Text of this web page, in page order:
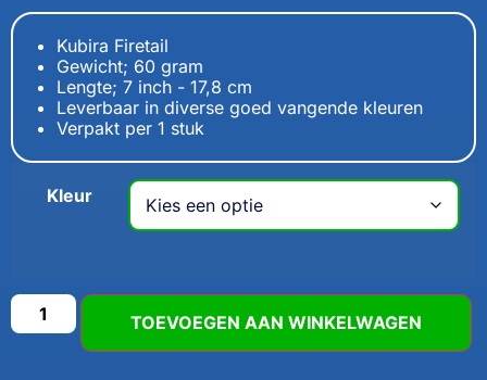
Kubira Firetail
Gewicht; 60 gram
Lengte; 7 inch - 17,8 cm
Leverbaar in diverse goed vangende kleuren
Verpakt per 1 stuk
Kleur
TOEVOEGEN AAN WINKELWAGEN